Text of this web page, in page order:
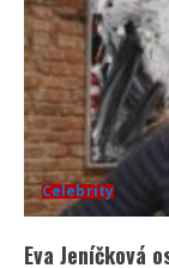
Celebrity
Eva Jeníčková